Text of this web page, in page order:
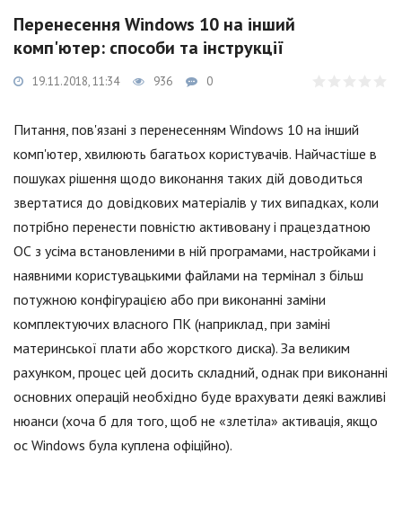
Перенесення Windows 10 на інший
комп'ютер: способи та інструкції
19.11.2018, 11:34 936 0
Питання, пов'язані з перенесенням Windows 10 на інший
комп'ютер, хвилюють багатьох користувачів. Найчастіше в
пошуках рішення щодо виконання таких дій доводиться
звертатися до довідкових матеріалів у тих випадках, коли
потрібно перенести повністю активовану і працездатною
ОС з усіма встановленими в ній програмами, настройками і
наявними користувацькими файлами на термінал з більш
потужною конфігурацією або при виконанні заміни
комплектуючих власного ПК (наприклад, при заміні
материнської плати або жорсткого диска). За великим
рахунком, процес цей досить складний, однак при виконанні
основних операцій необхідно буде врахувати деякі важливі
нюанси (хоча б для того, щоб не «злетіла» активація, якщо
ос Windows була куплена офіційно).